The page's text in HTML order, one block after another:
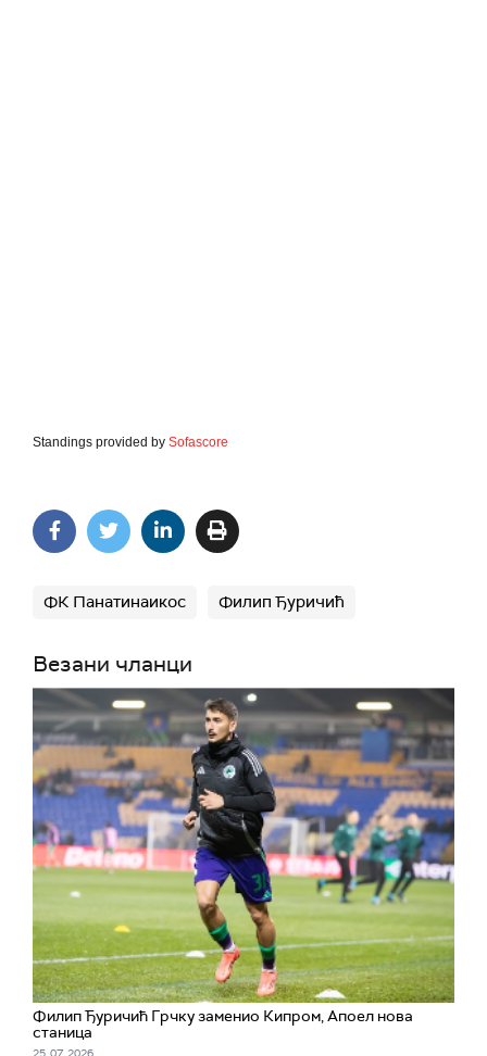
Standings provided by Sofascore
ФК Панатинаикос Филип Ђуричић
Везани чланци
Филип Ђуричић Грчку заменио Кипром, Апоел нова
станица